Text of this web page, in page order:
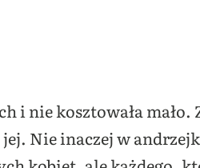
i nie kosztowała
Nie inaczej w